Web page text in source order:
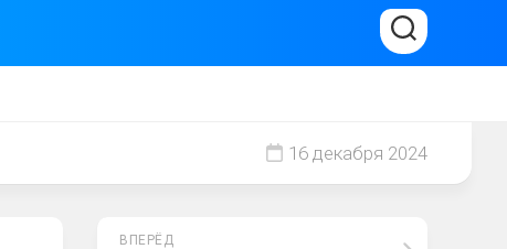
16 декабря 2024
ВПЕРЁД